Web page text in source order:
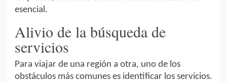
esencial.
Alivio de la búsqueda de
servicios
Para viajar de una región a otra, uno de los
obstáculos más comunes es identificar los servicios.